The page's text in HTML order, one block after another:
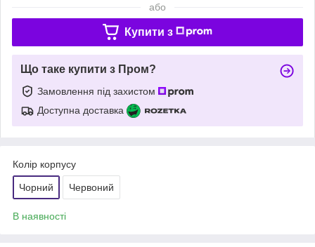
або
Купити з
Що таке купити з Пром?
Замовлення під захистом
Доступна доставка
Колір корпусу
Чорний Червоний
В наявності